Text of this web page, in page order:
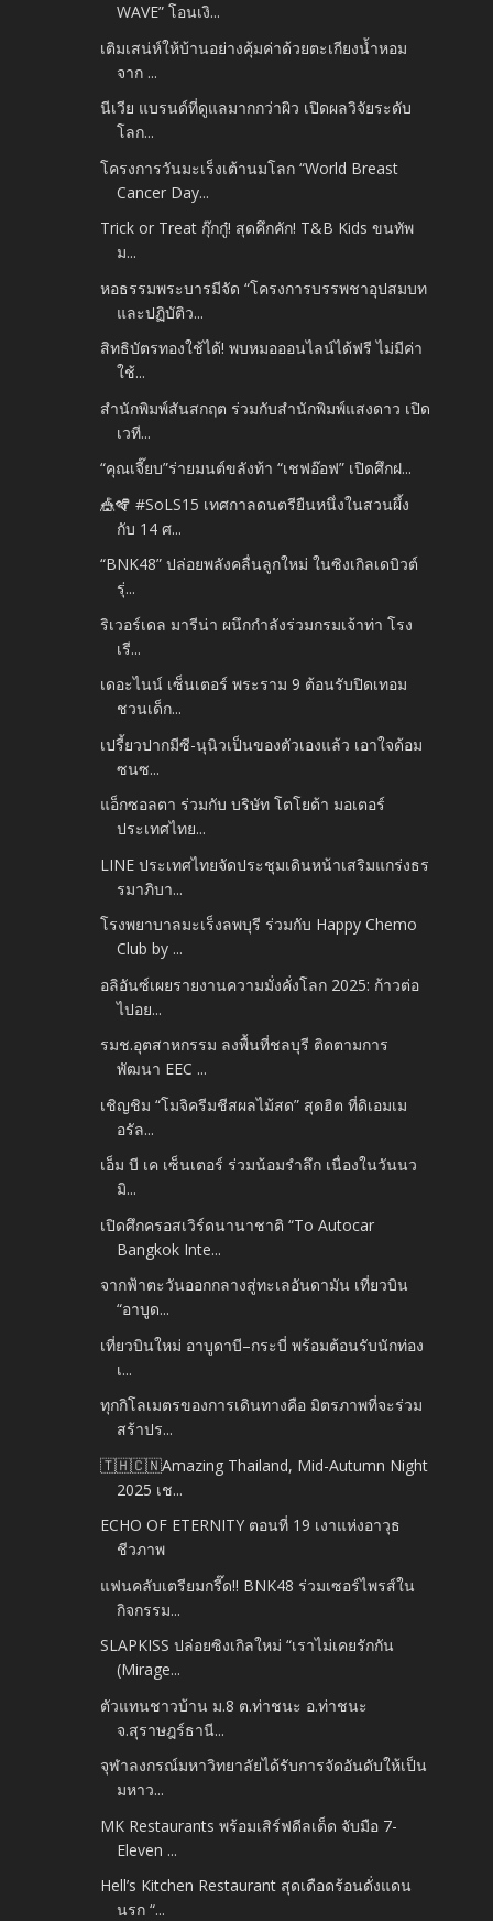
WAVE” โอนเงิ...
เติมเสน่ห์ให้บ้านอย่างคุ้มค่าด้วยตะเกียงน้ำหอม
จาก ...
นีเวีย แบรนด์ที่ดูแลมากกว่าผิว เปิดผลวิจัยระดับ
โลก...
โครงการวันมะเร็งเต้านมโลก “World Breast
Cancer Day...
Trick or Treat กุ๊กกู๋! สุดคึกคัก! T&B Kids ขนทัพ
ม...
หอธรรมพระบารมีจัด “โครงการบรรพชาอุปสมบท
และปฏิบัติว...
สิทธิบัตรทองใช้ได้! พบหมอออนไลน์ได้ฟรี ไม่มีค่า
ใช้...
สำนักพิมพ์สันสกฤต ร่วมกับสำนักพิมพ์แสงดาว เปิด
เวที...
“คุณเจี๊ยบ”ร่ายมนต์ขลังท้า “เชฟอ๊อฟ” เปิดศึกฝ...
🎪🪇 #SoLS15 เทศกาลดนตรียืนหนึ่งในสวนผึ้ง
กับ 14 ศ...
“BNK48” ปล่อยพลังคลื่นลูกใหม่ ในซิงเกิลเดบิวต์
รุ่...
ริเวอร์เดล มารีน่า ผนึกกำลังร่วมกรมเจ้าท่า โรง
เรี...
เดอะไนน์ เซ็นเตอร์ พระราม 9 ต้อนรับปิดเทอม
ชวนเด็ก...
เปรี้ยวปากมีซี-นุนิวเป็นของตัวเองแล้ว เอาใจด้อม
ซนซ...
แอ็กซอลตา ร่วมกับ บริษัท โตโยต้า มอเตอร์
ประเทศไทย...
LINE ประเทศไทยจัดประชุมเดินหน้าเสริมแกร่งธร
รมาภิบา...
โรงพยาบาลมะเร็งลพบุรี ร่วมกับ Happy Chemo
Club by ...
อลิอันซ์เผยรายงานความมั่งคั่งโลก 2025: ก้าวต่อ
ไปอย...
รมช.อุตสาหกรรม ลงพื้นที่ชลบุรี ติดตามการ
พัฒนา EEC ...
เชิญชิม “โมจิครีมชีสผลไม้สด” สุดฮิต ที่ดิเอมเม
อรัล...
เอ็ม บี เค เซ็นเตอร์ ร่วมน้อมรำลึก เนื่องในวันนว
มิ...
เปิดศึกครอสเวิร์ดนานาชาติ “To Autocar
Bangkok Inte...
จากฟ้าตะวันออกกลางสู่ทะเลอันดามัน เที่ยวบิน
“อาบูด...
เที่ยวบินใหม่ อาบูดาบี–กระบี่ พร้อมต้อนรับนักท่อง
เ...
ทุกกิโลเมตรของการเดินทางคือ มิตรภาพที่จะร่วม
สร้าปร...
🇹🇭🇨🇳Amazing Thailand, Mid-Autumn Night
2025 เช...
ECHO OF ETERNITY ตอนที่ 19 เงาแห่งอาวุธ
ชีวภาพ
แฟนคลับเตรียมกรี๊ด!! BNK48 ร่วมเซอร์ไพรส์ใน
กิจกรรม...
SLAPKISS ปล่อยซิงเกิลใหม่ “เราไม่เคยรักกัน
(Mirage...
ตัวแทนชาวบ้าน ม.8 ต.ท่าชนะ อ.ท่าชนะ
จ.สุราษฎร์ธานี...
จุฬาลงกรณ์มหาวิทยาลัยได้รับการจัดอันดับให้เป็น
มหาว...
MK Restaurants พร้อมเสิร์ฟดีลเด็ด จับมือ 7-
Eleven ...
Hell’s Kitchen Restaurant สุดเดือดร้อนดั่งแดน
นรก “...